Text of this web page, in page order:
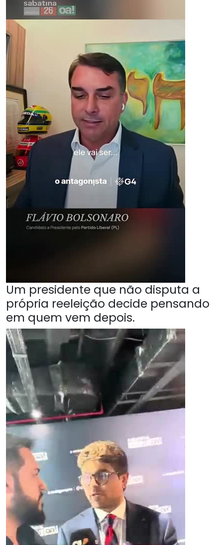
Um presidente que não disputa a
própria reeleição decide pensando
em quem vem depois.